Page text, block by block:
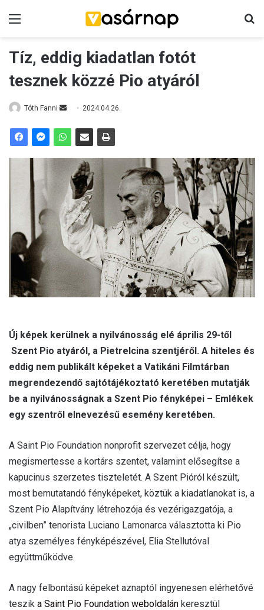
Tíz, eddig kiadatlan fotót
tesznek közzé Pio atyáról
Tóth Fanni
a
n
e
m
a
i
l
2024.04.26.
Új képek kerülnek a nyilvánosság elé április 29-től
Szent Pio atyáról, a Pietrelcina szentjéről. A hiteles és
eddig nem publikált képeket a Vatikáni Filmtárban
megrendezendő sajtótájékoztató keretében mutatják
be a nyilvánosságnak a Szent Pio fényképei – Emlékek
egy szentről elnevezésű esemény keretében.
A Saint Pio Foundation nonprofit szervezet célja, hogy
megismertesse a kortárs szentet, valamint elősegítse a
kapucinus szerzetes tiszteletét. A Szent Pióról készült,
most bemutatandó fényképeket, köztük a kiadatlanokat is, a
Szent Pio Alapítvány létrehozója és vezérigazgatója, a
„civilben” tenorista Luciano Lamonarca választotta ki Pio
atya személyes fényképészével, Elia Stellutóval
együttműködve.
A nagy felbontású képeket aznaptól ingyenesen elérhetővé
teszik a Saint Pio Foundation weboldalán keresztül